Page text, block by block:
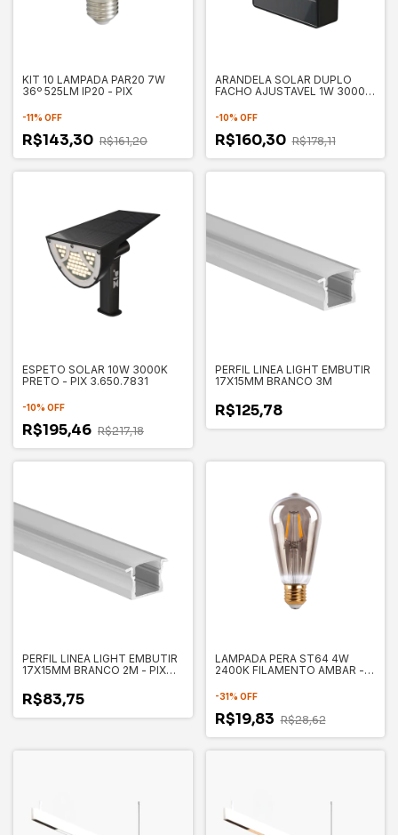
KIT 10 LAMPADA PAR20 7W
36º 525LM IP20 - PIX
-11% OFF
R$143,30 R$161,20
ARANDELA SOLAR DUPLO
FACHO AJUSTAVEL 1W 3000K
-10% OFF
R$160,30 R$178,11
ESPETO SOLAR 10W 3000K
PRETO - PIX 3.650.7831
-10% OFF
R$195,46 R$217,18
PERFIL LINEA LIGHT EMBUTIR
17X15MM BRANCO 3M
R$125,78
PERFIL LINEA LIGHT EMBUTIR
17X15MM BRANCO 2M - PIX
R$83,75
LAMPADA PERA ST64 4W
2400K FILAMENTO AMBAR -
-31% OFF
R$19,83 R$28,62